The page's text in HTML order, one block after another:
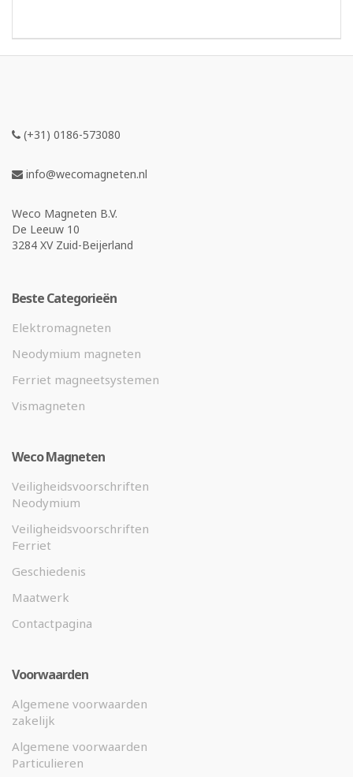
(+31) 0186-573080
info@wecomagneten.nl
Weco Magneten B.V.
De Leeuw 10
3284 XV Zuid-Beijerland
Beste Categorieën
Elektromagneten
Neodymium magneten
Ferriet magneetsystemen
Vismagneten
Weco Magneten
Veiligheidsvoorschriften
Neodymium
Veiligheidsvoorschriften
Ferriet
Geschiedenis
Maatwerk
Contactpagina
Voorwaarden
Algemene voorwaarden
zakelijk
Algemene voorwaarden
Particulieren